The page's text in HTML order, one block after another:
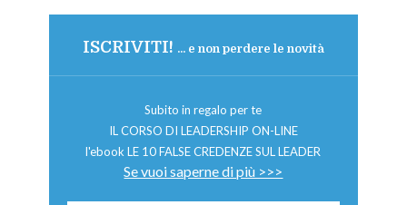
ISCRIVITI! ... e non perdere le novità
Subito in regalo per te
IL CORSO DI LEADERSHIP ON-LINE
l'ebook LE 10 FALSE CREDENZE SUL LEADER
Se vuoi saperne di più >>>